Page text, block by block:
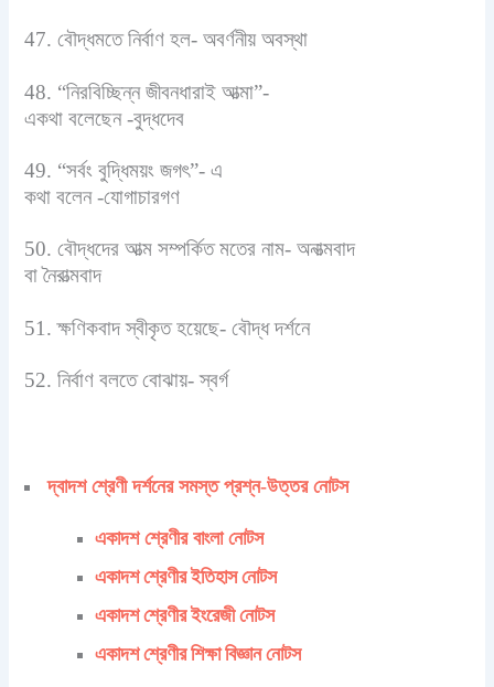
47. বৌদ্ধমতে নির্বাণ হল- অবর্ণনীয় অবস্থা
48. “নিরবিচ্ছিন্ন জীবনধারাই আত্মা”-
একথা বলেছেন -বুদ্ধদেব
49. “সর্বং বুদ্ধিময়ং জগৎ”- এ
কথা বলেন -যোগাচারগণ
50. বৌদ্ধদের আত্ম সম্পর্কিত মতের নাম- অনাত্মবাদ
বা নৈরাত্মবাদ
51. ক্ষণিকবাদ স্বীকৃত হয়েছে- বৌদ্ধ দর্শনে
52. নির্বাণ বলতে বোঝায়- স্বর্গ
দ্বাদশ শ্রেণী দর্শনের সমস্ত প্রশ্ন-উত্তর নোটস
একাদশ শ্রেণীর বাংলা নোটস
একাদশ শ্রেণীর ইতিহাস নোটস
একাদশ শ্রেণীর ইংরেজী নোটস
একাদশ শ্রেণীর শিক্ষা বিজ্ঞান নোটস